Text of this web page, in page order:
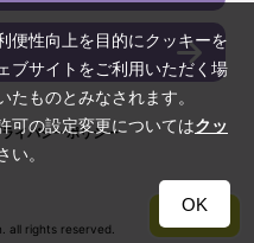
イバシーポリシー
all rights reserved.
TOP
便性向上を目的にクッキーを
ブサイトをご利用いただく場
ものとみなされます。
可の設定変更についてはクッ
い。
OK